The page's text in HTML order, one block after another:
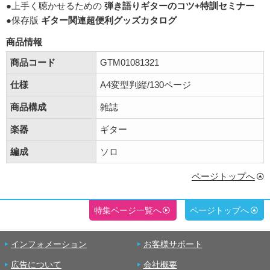
●上手く聴かせるための 弾き語りギターのコツ+特訓セミナー
●保存版 ギター関連超便利グッズカタログ
商品情報
商品コード
GTM01081321
仕様 A4変型判縦/130ページ
商品構成 雑誌
楽器 ギター
編成 ソロ
ページトップへ
特集ページ一覧へ ページトップへ
インフォメーション お客様サポート
広告について 会社概要